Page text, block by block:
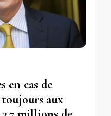
en cas de
aux